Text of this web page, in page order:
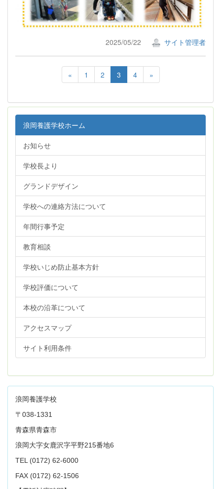
2025/05/22 サイト管理者
« 1 2 3 4 »
浪岡養護学校ホーム
お知らせ
学校長より
グランドデザイン
学校への連絡方法について
年間行事予定
教育相談
学校いじめ防止基本方針
学校評価について
本校の沿革について
アクセスマップ
サイト利用条件
浪岡養護学校
〒038-1331
青森県青森市
浪岡大字女鹿沢字平野215番地6
TEL (0172) 62-6000
FAX (0172) 62-1506